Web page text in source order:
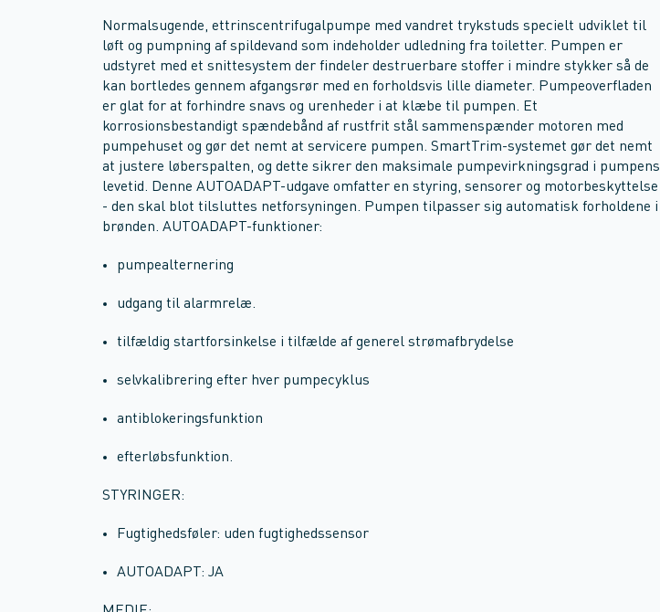
Normalsugende, ettrinscentrifugalpumpe med vandret trykstuds specielt udviklet til
løft og pumpning af spildevand som indeholder udledning fra toiletter. Pumpen er
udstyret med et snittesystem der findeler destruerbare stoffer i mindre stykker så de
kan bortledes gennem afgangsrør med en forholdsvis lille diameter. Pumpeoverfladen
er glat for at forhindre snavs og urenheder i at klæbe til pumpen. Et
korrosionsbestandigt spændebånd af rustfrit stål sammenspænder motoren med
pumpehuset og gør det nemt at servicere pumpen. SmartTrim-systemet gør det nemt
at justere løberspalten, og dette sikrer den maksimale pumpevirkningsgrad i pumpens
levetid. Denne AUTOADAPT-udgave omfatter en styring, sensorer og motorbeskyttelse
- den skal blot tilsluttes netforsyningen. Pumpen tilpasser sig automatisk forholdene i
brønden. AUTOADAPT-funktioner:
pumpealternering
udgang til alarmrelæ.
tilfældig startforsinkelse i tilfælde af generel strømafbrydelse
selvkalibrering efter hver pumpecyklus
antiblokeringsfunktion
efterløbsfunktion.
STYRINGER:
Fugtighedsføler: uden fugtighedssensor
AUTOADAPT: JA